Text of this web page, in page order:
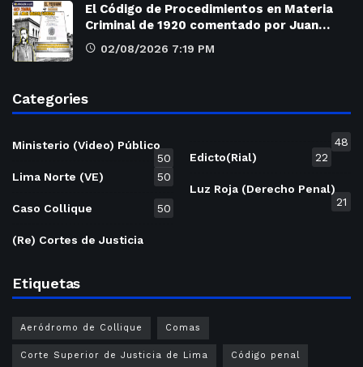
El Código de Procedimientos en Materia
Criminal de 1920 comentado por Juan…
02/08/2026 7:19 PM
Categories
Ministerio (Video) Público
50
Lima Norte (VE)
50
Caso Collique 50
(Re) Cortes de Justicia
48
Edicto(Rial)
22
Luz Roja (Derecho Penal)
21
Etiquetas
Aeródromo de Collique Comas
Corte Superior de Justicia de Lima Código penal